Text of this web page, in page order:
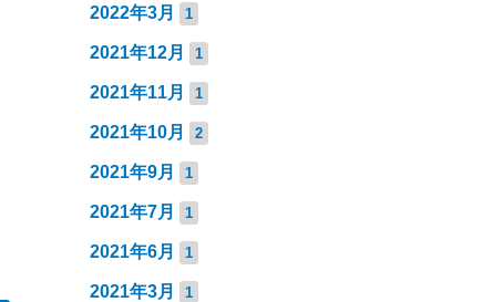
2022年3月 1
2021年12月 1
2021年11月 1
2021年10月 2
2021年9月 1
2021年7月 1
2021年6月 1
2021年3月 1